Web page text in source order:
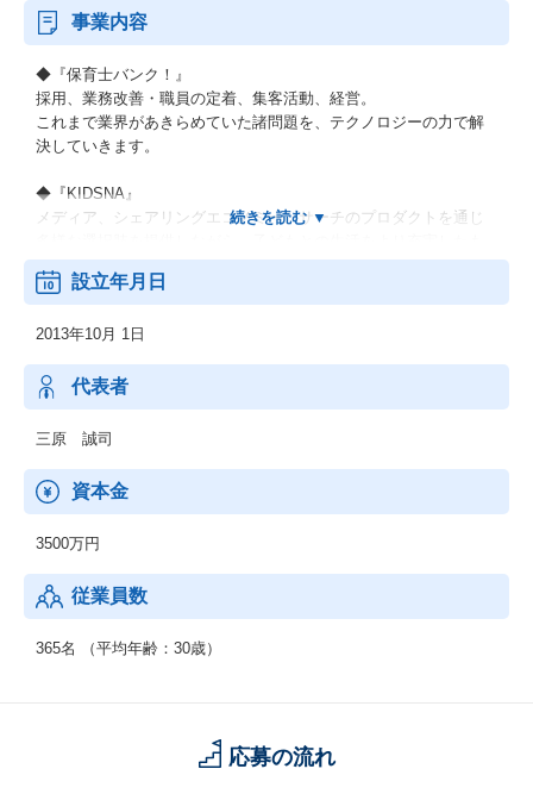
事業内容
◆『保育士バンク！』
採用、業務改善・職員の定着、集客活動、経営。
これまで業界があきらめていた諸問題を、テクノロジーの力で解
決していきます。
◆『KIDSNA』
メディア、シェアリングエコノミー、サーチのプロダクトを通じ
のにするサービスです。
地方における安定した雇用を創出し、新たな人の流れによって将
来に渡り活力ある地域社会を構築していくために、地方の重要産
業である観光業界を支援します。
◆『hospitality Careers』
を強化します。
海外の先進事例を取り入れると同時に、日本国内での事業展開を
ある他国でも展開し、課題解決の好循環サイクルを回していくこ
とを目的としています。
設立年月日
2013年10月 1日
代表者
三原 誠司
資本金
3500万円
従業員数
365名 （平均年齢：30歳）
応募の流れ